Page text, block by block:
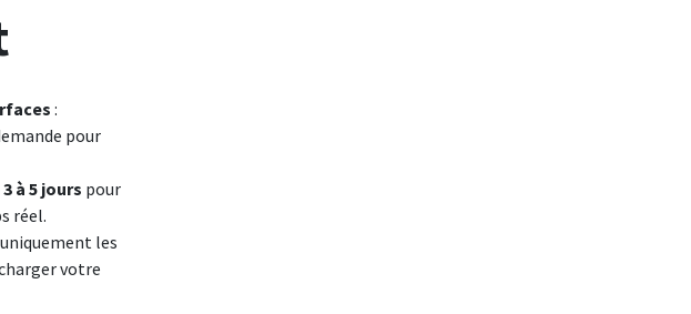
:
pour
3 à 5 jours pour
réel.
les
votre